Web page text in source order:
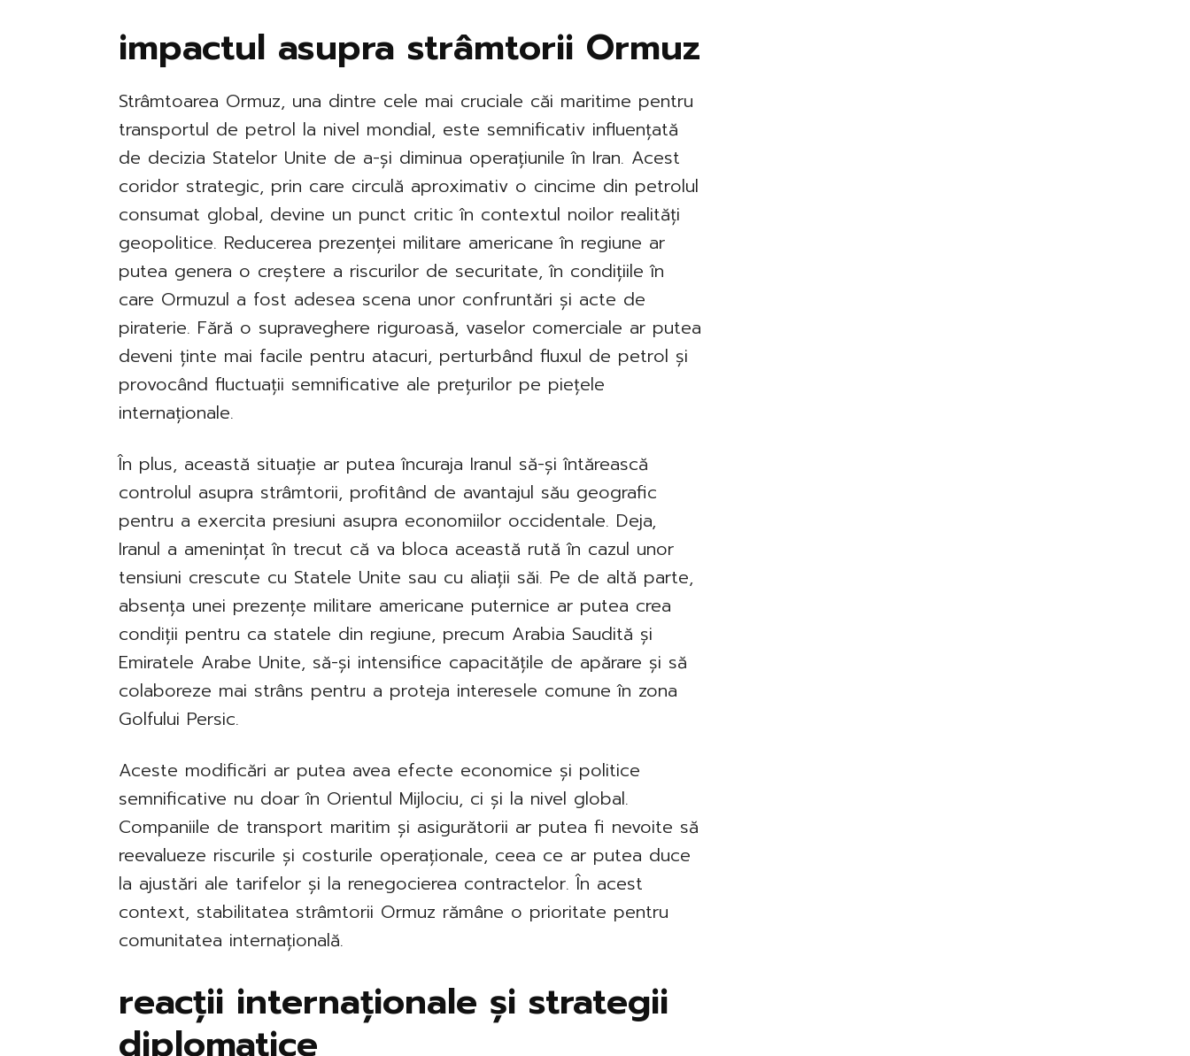
impactul asupra strâmtorii Ormuz
Strâmtoarea Ormuz, una dintre cele mai cruciale căi maritime pentru
transportul de petrol la nivel mondial, este semnificativ influențată
de decizia Statelor Unite de a-și diminua operațiunile în Iran. Acest
coridor strategic, prin care circulă aproximativ o cincime din petrolul
consumat global, devine un punct critic în contextul noilor realități
geopolitice. Reducerea prezenței militare americane în regiune ar
putea genera o creștere a riscurilor de securitate, în condițiile în
care Ormuzul a fost adesea scena unor confruntări și acte de
piraterie. Fără o supraveghere riguroasă, vaselor comerciale ar putea
deveni ținte mai facile pentru atacuri, perturbând fluxul de petrol și
provocând fluctuații semnificative ale prețurilor pe piețele
internaționale.
În plus, această situație ar putea încuraja Iranul să-și întărească
controlul asupra strâmtorii, profitând de avantajul său geografic
pentru a exercita presiuni asupra economiilor occidentale. Deja,
Iranul a amenințat în trecut că va bloca această rută în cazul unor
tensiuni crescute cu Statele Unite sau cu aliații săi. Pe de altă parte,
absența unei prezențe militare americane puternice ar putea crea
condiții pentru ca statele din regiune, precum Arabia Saudită și
Emiratele Arabe Unite, să-și intensifice capacitățile de apărare și să
colaboreze mai strâns pentru a proteja interesele comune în zona
Golfului Persic.
Aceste modificări ar putea avea efecte economice și politice
semnificative nu doar în Orientul Mijlociu, ci și la nivel global.
Companiile de transport maritim și asigurătorii ar putea fi nevoite să
reevalueze riscurile și costurile operaționale, ceea ce ar putea duce
la ajustări ale tarifelor și la renegocierea contractelor. În acest
context, stabilitatea strâmtorii Ormuz rămâne o prioritate pentru
comunitatea internațională.
reacții internaționale și strategii
diplomatice